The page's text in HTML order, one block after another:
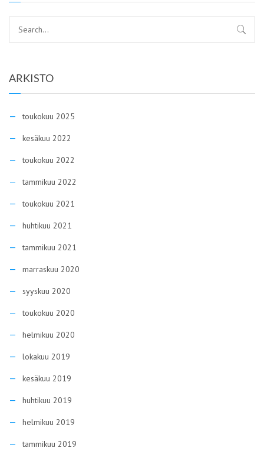
ARKISTO
toukokuu 2025
kesäkuu 2022
toukokuu 2022
tammikuu 2022
toukokuu 2021
huhtikuu 2021
tammikuu 2021
marraskuu 2020
syyskuu 2020
toukokuu 2020
helmikuu 2020
lokakuu 2019
kesäkuu 2019
huhtikuu 2019
helmikuu 2019
tammikuu 2019